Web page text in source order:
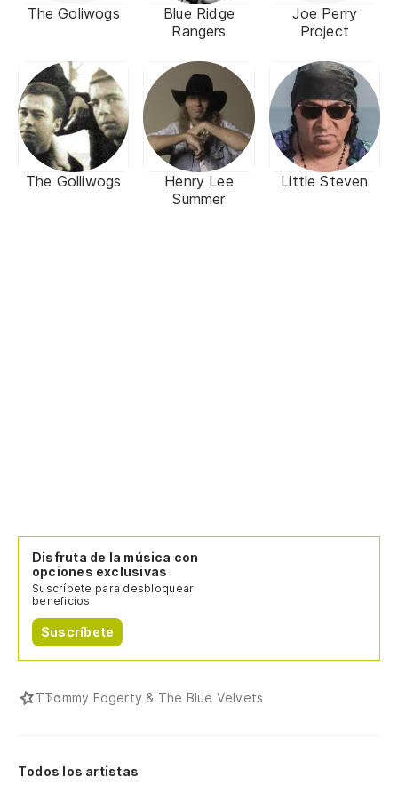
The Goliwogs
Blue Ridge
Rangers
Joe Perry
Project
The Golliwogs
Henry Lee
Summer
Little Steven
Disfruta de la música con
opciones exclusivas
Suscríbete para desbloquear
beneficios.
Suscríbete
TTommy Fogerty & The Blue Velvets
Todos los artistas